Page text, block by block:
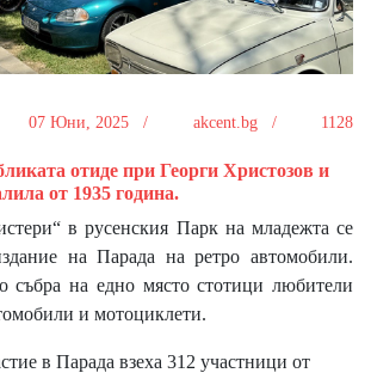
07 Юни, 2025 / akcent.bg / 1128
отиде при Георги Христозов и
от 1935 година.
в русенския Парк на младежта се
на Парада на ретро автомобили.
събра на едно място стотици любители
и мотоциклети.
в Парада взеха 312 участници от